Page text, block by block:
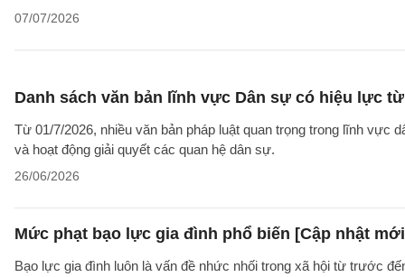
07/07/2026
Danh sách văn bản lĩnh vực Dân sự có hiệu lực từ
Từ 01/7/2026, nhiều văn bản pháp luật quan trọng trong lĩnh
và hoạt động giải quyết các quan hệ dân sự.
26/06/2026
Mức phạt bạo lực gia đình phổ biến [Cập nhật
Bạo lực gia đình luôn là vấn đề nhức nhối trong xã hội từ trước